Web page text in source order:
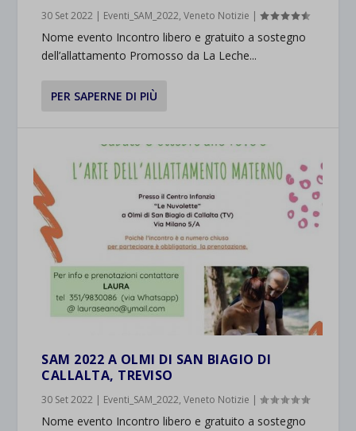
30 Set 2022 | Eventi_SAM_2022,Veneto Notizie |
Nome evento Incontro libero e gratuito a sostegno
dell’allattamento Promosso da La Leche...
PER SAPERNE DI PIÙ
SAM 2022 A OLMI DI SAN BIAGIO DI
CALLALTA, TREVISO
30 Set 2022 | Eventi_SAM_2022,Veneto Notizie |
Nome evento Incontro libero e gratuito a sostegno